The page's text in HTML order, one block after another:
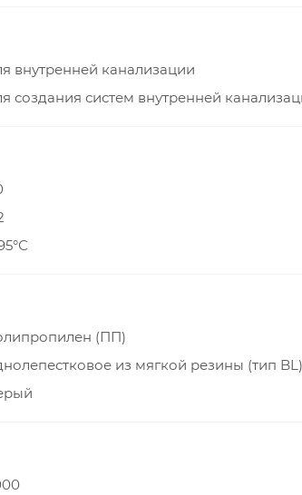
внутренней канализации
создания систем внутренней
(ПП)
из мягкой резины (тип BL)